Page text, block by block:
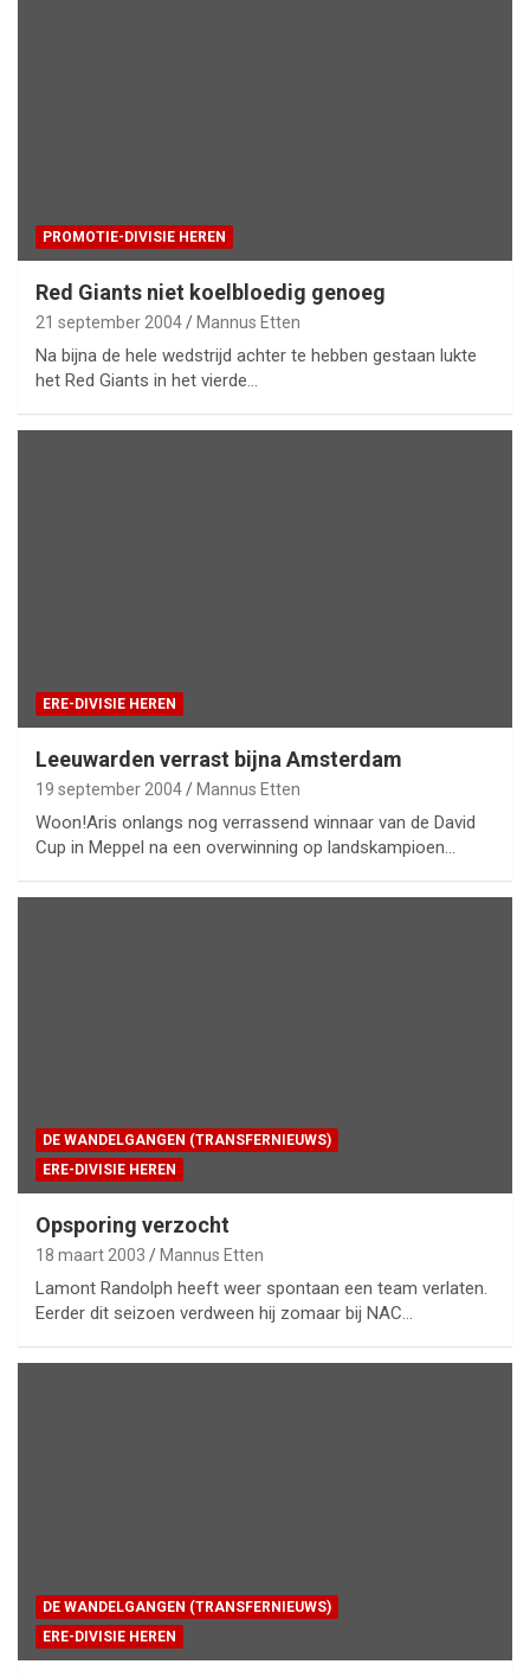
PROMOTIE-DIVISIE HEREN
Red Giants niet koelbloedig genoeg
21 september 2004 Mannus Etten
Na bijna de hele wedstrijd achter te hebben gestaan lukte
het Red Giants in het vierde…
ERE-DIVISIE HEREN
Leeuwarden verrast bijna Amsterdam
19 september 2004 Mannus Etten
Woon!Aris onlangs nog verrassend winnaar van de David
Cup in Meppel na een overwinning op landskampioen…
DE WANDELGANGEN (TRANSFERNIEUWS)
ERE-DIVISIE HEREN
Opsporing verzocht
18 maart 2003 Mannus Etten
Lamont Randolph heeft weer spontaan een team verlaten.
Eerder dit seizoen verdween hij zomaar bij NAC…
DE WANDELGANGEN (TRANSFERNIEUWS)
ERE-DIVISIE HEREN